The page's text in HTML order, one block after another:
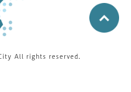
All rights reserved.